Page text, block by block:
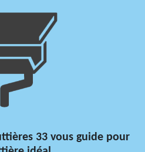
33 vous guide pour